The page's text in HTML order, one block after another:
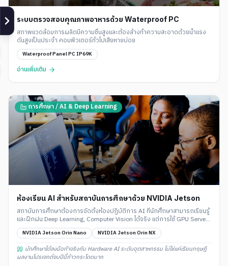
ระบบตรวจสอบคุณภาพอาหารด้วย Waterproof PC
สภาพแวดล้อมการผลิตมีความชื้นสูงและต้องล้างทำความสะอาดด้วยน้ำแรง
ดันสูงเป็นประจำ คอมพิวเตอร์ทั่วไปเสียหายบ่อย
Waterproof Panel PC IP69K
อ่านเพิ่มเติม
การศึกษา / AI & Deep Learning
ห้องเรียน AI สำหรับสถาบันการศึกษาด้วย NVIDIA Jetson
สถาบันการศึกษาต้องการจัดตั้งห้องปฏิบัติการ AI ที่นักศึกษาสามารถเรียนรู้
และฝึกฝน Deep Learning, Computer Vision ได้จริง แต่การใช้ GPU Server
ราคาสูงเกินงบประมาณ
NVIDIA Jetson Orin Nano NVIDIA Jetson Orin NX
นักศึกษาได้ลงมือทำจริงกับ Hardware AI ระดับอุตสาหกรรม ไม่ใช่แค่เรียนทฤษฎี
ผลงานโปรเจกต์จบปีนี้ก้าวกระโดดมาก